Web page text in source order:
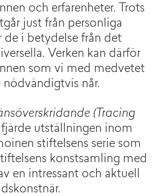
och erfarenheter. Trots
just från personliga
de i betydelse från det
Verken kan därför
som vi med medvetet
nödvändigtvis når.
(Tracing
utställningen inom
stiftelsens serie som
konstsamling med
en intressant och aktuell